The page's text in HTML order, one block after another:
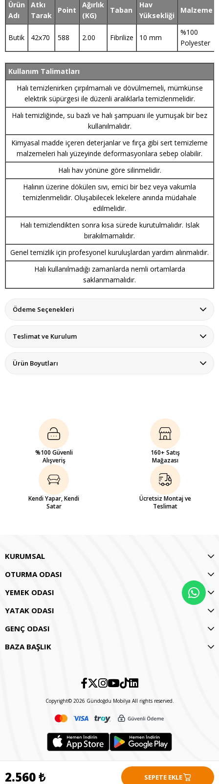
Ürün
Adı
Atkı
Tarak
Point
Ağırlık
(KG)
Taban
Hav
Yüksekliği
Malzeme
Butik 42x70 588 2.00 Fibrilize 10 mm
%100
Polyester
Kullanım Talimatları
Halı temizlenirken çırpılmamalı ve dövülmemeli, mümkünse
elektrik süpürgesi ile düzenli aralıklarla temizlenmelidir.
Halı temizliğinde, su bazlı ve halı şampuanı ile yumuşak bir bez
kullanılmalıdır.
Kimyasal madde içeren deterjanlar ve fırça gibi sert temizleme
malzemeleri halı yüzeyinde deformasyonlara sebep olabilir.
Halı hav yönüne göre silinmelidir.
Halının üzerine dökülen sıvı, emici bir bez veya vakumla
temizlenmelidir. Oluşabilecek lekelere anında müdahale
edilmelidir.
Halı temizlendikten sonra kısa sürede kurutulmalıdır. Islak
bırakılmamalıdır.
Genel temizlik için profesyonel kuruluşlardan yardım alınmalıdır.
Halı kullanılmadığı zamanlarda nemli ortamlarda
saklanmamalıdır.
Ödeme Seçenekleri
Teslimat ve Kurulum
Ürün Boyutları
2.560 ₺
%100 Güvenli
Alışveriş
160+ Satış
Mağazası
Kendi Yapar, Kendi
Satar
Ücretsiz Montaj ve
Teslimat
KURUMSAL
OTURMA ODASI
YEMEK ODASI
YATAK ODASI
GENÇ ODASI
BAZA BAŞLIK
Copyright© 2026 Gündoğdu Mobilya All rights reserved.